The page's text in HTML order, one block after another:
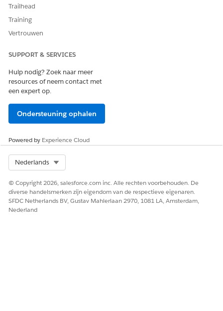
Trailhead
Training
Vertrouwen
SUPPORT & SERVICES
Hulp nodig? Zoek naar meer
resources of neem contact met
een expert op.
Ondersteuning ophalen
Powered by Experience Cloud
Nederlands
© Copyright 2026, salesforce.com inc. Alle rechten voorbehouden. De
diverse handelsmerken zijn eigendom van de respectieve eigenaren.
SFDC Netherlands BV, Gustav Mahlerlaan 2970, 1081 LA, Amsterdam,
Nederland